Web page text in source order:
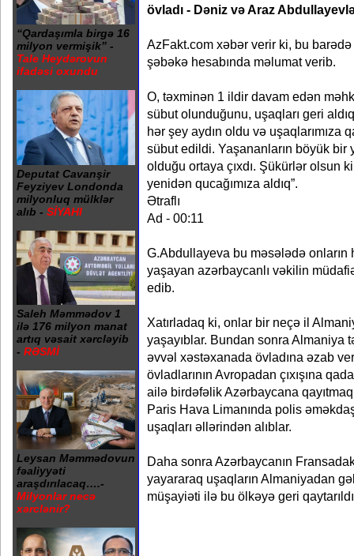
“Qardaşımla birgə 16
milyon vermişik” -
Tale Heydərovun
ifadəsi oxundu
Deputat Cavanşir
Feyziyev Londonda
milyonluq mülklər
alıb - SİYAHI
Saleh Məmmədov 1
ilə 176 milyon manat
artıq vəsait xərcləyib
- RƏSMİ
Leysan Məmmədovun
fəaliyyəti
araşdırılacaq….-
Milyonlar necə
xərclənir?
övladı - Dəniz və Araz
AzFakt.com xəbər verir ki, bu
şəbəkə hesabında məlumat verib.
O, təxminən 1 ildir davam edən
sübut olunduğunu, uşaqları geri
hər şey aydın oldu və uşaqlarımıza
sübut edildi. Yaşananların böyük bir
olduğu ortaya çıxdı. Şükürlər olsun
yenidən qucağımıza aldıq”.
Ətraflı
Ad - 00:11
G.Abdullayeva bu məsələdə onların
yaşayan azərbaycanlı vəkilin
edib.
Xatırladaq ki, onlar bir neçə il
yaşayıblar. Bundan sonra Almaniya
əvvəl xəstəxanada övladına əzab
övladlarının Avropadan çıxışına
ailə birdəfəlik Azərbaycana
Paris Hava Limanında polis
uşaqları əllərindən alıblar.
Daha sonra Azərbaycanın
yayararaq uşaqların Almaniyadan
müşayiəti ilə bu ölkəyə geri